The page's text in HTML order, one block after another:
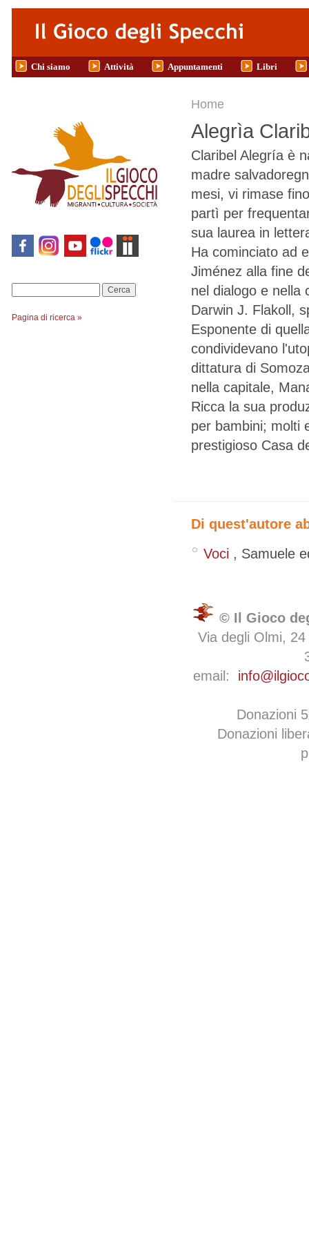
Salta al contenuto principale
Chi siamo Attività Appuntamenti Libri
Pagina di ricerca »
Tu sei qui
Home
Alegrìa
Claribel Alegría è
madre
mesi, vi rimase
partì per
sua laurea in
Ha cominciato ad
Jiménez alla fine
nel dialogo e nella
Darwin J. Flakoll,
Esponente di
condividevano
dittatura di
nella capitale,
Ricca la sua
per bambini; molti
prestigioso Casa
Di quest'autore
Voci , Samuele
© Il Gioco
Via degli Olmi,
email:
Donazioni
Donazioni